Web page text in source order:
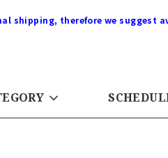
shipping, therefore we suggest